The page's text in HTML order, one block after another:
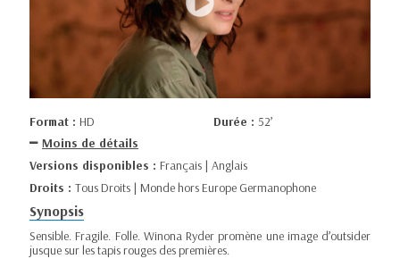
Format : HD Durée : 52’
Moins de détails
Versions disponibles : Français | Anglais
Droits : Tous Droits | Monde hors Europe Germanophone
Synopsis
Sensible. Fragile. Folle. Winona Ryder promène une image d’outsider
jusque sur les tapis rouges des premières.